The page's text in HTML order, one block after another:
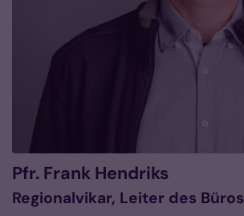
Pfr. Frank Hendriks
Regionalvikar, Leiter des Büros